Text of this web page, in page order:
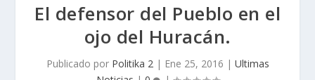
El defensor del Pueblo en el
ojo del Huracán.
Publicado por Politika 2| Ene 25, 2016 | Ultimas